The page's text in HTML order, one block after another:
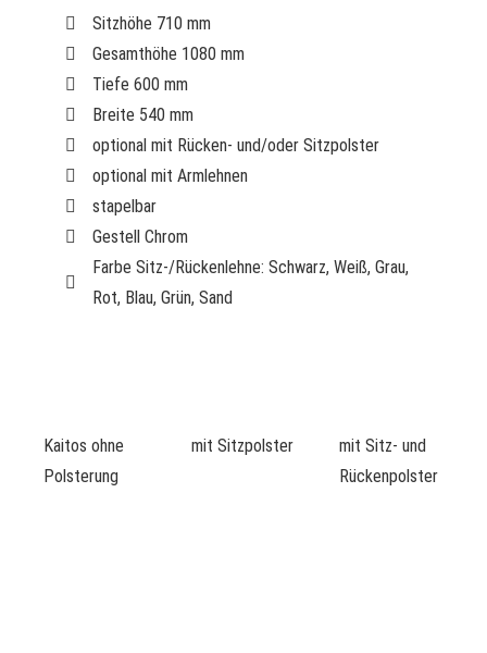
Sitzhöhe 710 mm
Gesamthöhe 1080 mm
Tiefe 600 mm
Breite 540 mm
optional mit Rücken- und/oder Sitzpolster
optional mit Armlehnen
stapelbar
Gestell Chrom
Farbe Sitz-/Rückenlehne: Schwarz, Weiß, Grau,
Rot, Blau, Grün, Sand
Kaitos ohne
Polsterung
mit Sitzpolster
mit Sitz- und
Rückenpolster